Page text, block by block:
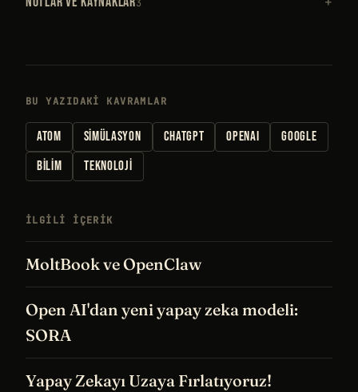
BU YAZIDAKI KAVRAMLAR
ATOM SIMÜLASYON
İLGILI IÇERIK
MoltBook ve OpenClaw
Open AI'dan yeni yapay zeka modeli:
SORA